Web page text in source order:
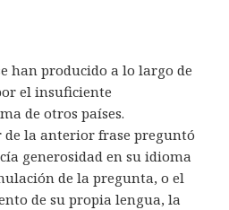
han producido a lo largo de
el insuficiente
de otros países.
de la anterior frase preguntó
generosidad en su idioma
de la pregunta, o el
de su propia lengua, la